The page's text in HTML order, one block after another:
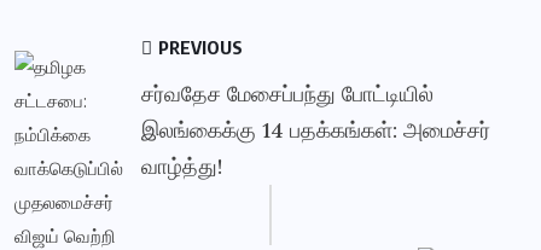
PREVIOUS
சர்வதேச மேசைப்பந்து போட்டியில்
இலங்கைக்கு 14 பதக்கங்கள்: அமைச்சர்
வாழ்த்து!